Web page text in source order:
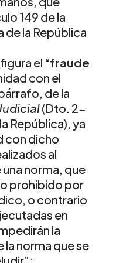
149 de la
la República
el “fraude
con el
de la
(Dto. 2-
República), ya
con dicho
al
norma, que
prohibido por
o contrario
en
la
norma que se